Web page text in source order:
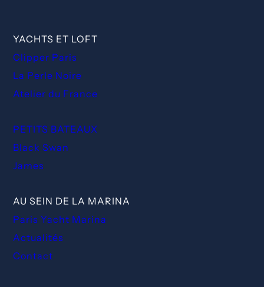
YACHTS ET LOFT
Clipper Paris
La Perle Noire
Atelier du France
PETITS BATEAUX
Black Swan
James
AU SEIN DE LA MARINA
Paris Yacht Marina
Actualités
Contact